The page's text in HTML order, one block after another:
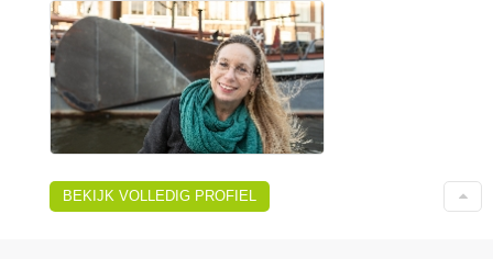
BEKIJK VOLLEDIG PROFIEL